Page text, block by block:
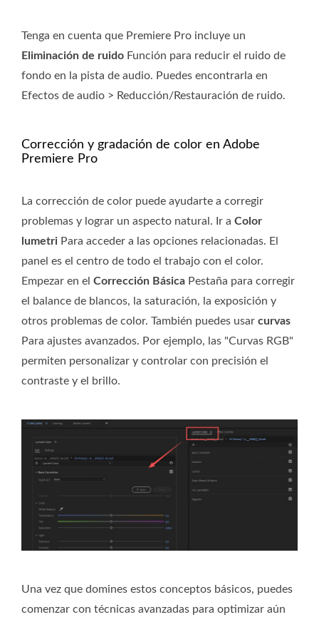
Tenga en cuenta que Premiere Pro incluye un
Eliminación de ruido Función para reducir el ruido de
fondo en la pista de audio. Puedes encontrarla en
Efectos de audio > Reducción/Restauración de ruido.
Corrección y gradación de color en Adobe
Premiere Pro
La corrección de color puede ayudarte a corregir
problemas y lograr un aspecto natural. Ir a Color
lumetri Para acceder a las opciones relacionadas. El
panel es el centro de todo el trabajo con el color.
Empezar en el Corrección Básica Pestaña para corregir
el balance de blancos, la saturación, la exposición y
otros problemas de color. También puedes usar curvas
Para ajustes avanzados. Por ejemplo, las "Curvas RGB"
permiten personalizar y controlar con precisión el
contraste y el brillo.
Una vez que domines estos conceptos básicos, puedes
comenzar con técnicas avanzadas para optimizar aún